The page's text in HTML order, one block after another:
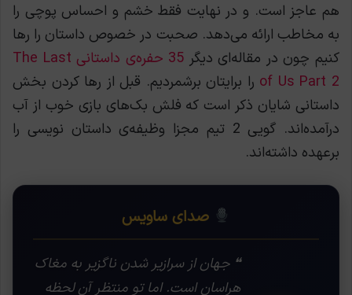
هم عاجز است. و در نهایت فقط خشم و احساس پوچی را
به مخاطب ارائه می‌دهد. صحبت در خصوص داستان را رها
کنیم چون در مقاله‌ای دیگر
35 حفره‌ی داستانی The Last
of Us Part 2 را برایتان برشمردیم. قبل از رها کردن بخش
داستانی شایان ذکر است که فلش بک‌های بازی خوب از آب
درآمده‌اند. گویی 2 تیم مجزا وظيفه‌ی داستان نویسی را
برعهده داشته‌اند.
صدای ساویس
❝ جهان از سرازیر شدن ناگزیر به مغاک
هراسان است. اما تو منتظر آن لحظه